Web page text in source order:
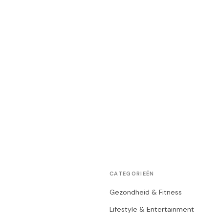
CATEGORIEËN
Gezondheid & Fitness
Lifestyle & Entertainment